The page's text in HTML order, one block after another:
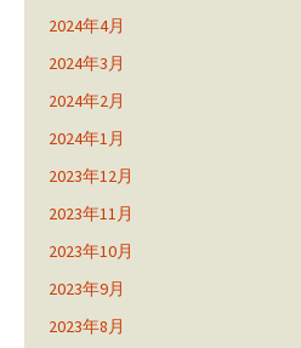
2024年4月
2024年3月
2024年2月
2024年1月
2023年12月
2023年11月
2023年10月
2023年9月
2023年8月